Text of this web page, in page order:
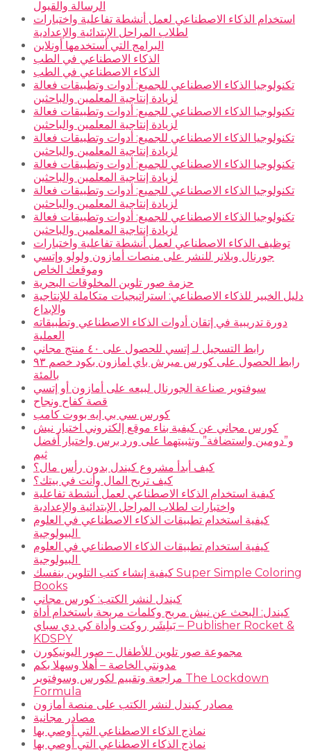
الرسالة والقبول
استخدام الذكاء الاصطناعي لعمل أنشطة تفاعلية واختبارات
لطلاب المراحل الإبتدائية والإعدادية
البرامج التي أستخدمها أونلاين
الذكاء الاصطناعي في الطب
الذكاء الاصطناعي في الطب
تكنولوجيا الذكاء الاصطناعي للجميع: أدوات وتطبيقات فعالة
لزيادة إنتاجية المعلمين والباحثين
تكنولوجيا الذكاء الاصطناعي للجميع: أدوات وتطبيقات فعالة
لزيادة إنتاجية المعلمين والباحثين
تكنولوجيا الذكاء الاصطناعي للجميع: أدوات وتطبيقات فعالة
لزيادة إنتاجية المعلمين والباحثين
تكنولوجيا الذكاء الاصطناعي للجميع: أدوات وتطبيقات فعالة
لزيادة إنتاجية المعلمين والباحثين
تكنولوجيا الذكاء الاصطناعي للجميع: أدوات وتطبيقات فعالة
لزيادة إنتاجية المعلمين والباحثين
تكنولوجيا الذكاء الاصطناعي للجميع: أدوات وتطبيقات فعالة
لزيادة إنتاجية المعلمين والباحثين
توظيف الذكاء الاصطناعي لعمل أنشطة تفاعلية واختبارات
جورنال وبلانر للنشر على منصات أمازون ولولو وإتسي
وموقعك الخاص
حزمة صور تلوين المخلوقات البحرية
دليل الخبير للذكاء الاصطناعي: استراتيجيات متكاملة للإنتاجية
والإبداع
دورة تدريبية في إتقان أدوات الذكاء الاصطناعي وتطبيقاته
العملية
رابط التسجيل لـ إتسي للحصول على ٤٠ منتج مجاني
رابط الحصول على كورس ميرش باي امازون بكود خصم ٩٣
بالمئة
سوفتوير صناعة الجورنال لبيعه على أمازون أو إتسي
قصة كفاح ونجاح
كورس سي بي إيه بووت كامب
كورس مجاني عن كيفية بناء موقع إلكتروني اختيار نيش
و”دومين واستضافة” وتثبيتهما على ورد برس واختيار أفضل
ثيم
كيف أبدأ مشروع كيندل بدون رأس مال؟
كيف تربح المال وأنت في بيتك؟
كيفية استخدام الذكاء الاصطناعي لعمل أنشطة تفاعلية
واختبارات لطلاب المراحل الإبتدائية والإعدادية
كيفية استخدام تطبيقات الذكاء الاصطناعي في العلوم
كيفية استخدام تطبيقات الذكاء الاصطناعي في العلوم
كيفية إنشاء كتب التلوين بنفسك Super Simple Coloring
Books
كيندل لنشر الكتب: كورس مجاني
كيندل: البحث عن نيش مربح وكلمات مربحة باستخدام أداة
بَبلِشَر روكت وأداة كي دي سباي – Publisher Rocket &
KDSPY
مجموعة صور تلوين للأطفال – صور اليونيكورن
مدونتي الخاصة – أهلا وسهلا بكم
مراجعة وتقييم لكورس وسوفتوير The Lockdown
Formula
مصادر كيندل لنشر الكتب على منصة أمازون
مصادر مجانية
نماذج الذكاء الاصطناعي التي أوصي بها
نماذج الذكاء الاصطناعي التي أوصي بها